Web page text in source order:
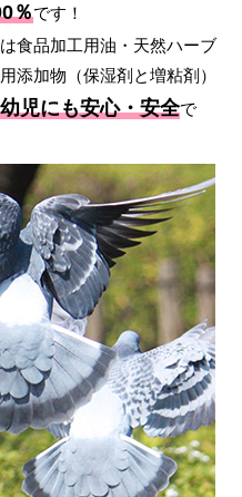
％です！
食品加工用油・天然ハーブ
添加物（保湿剤と増粘剤）
幼児にも安心・安全で